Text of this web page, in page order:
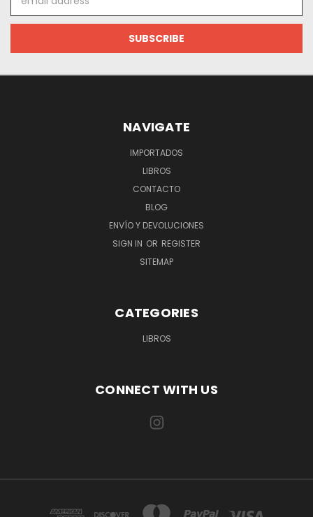
Address
NAVIGATE
IMPORTADOS
LIBROS
CONTACTO
BLOG
ENVÍO Y DEVOLUCIONES
SIGN IN OR REGISTER
SITEMAP
CATEGORIES
LIBROS
CONNECT WITH US